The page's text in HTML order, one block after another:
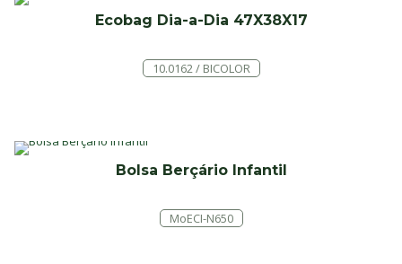
Ecobag Dia-a-Dia 47X38X17
10.0162 / BICOLOR
Bolsa Berçário Infantil
MoECI-N650